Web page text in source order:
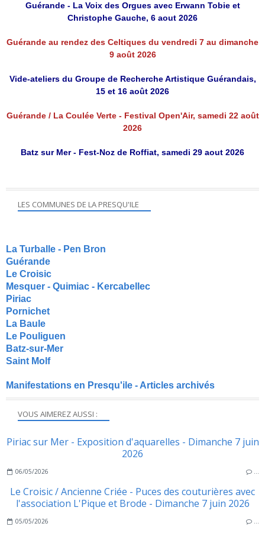
VOUS AIMEREZ AUSSI :
Piriac sur Mer - Exposition d'aquarelles - Dimanche 7 juin
2026
06/05/2026 …
Le Croisic / Ancienne Criée - Puces des couturières avec
l'association L'Pique et Brode - Dimanche 7 juin 2026
05/05/2026 …
Guérande - La Voix des Orgues avec Erwann Tobie et
Christophe Gauche, 6 aout 2026
Guérande au rendez des Celtiques du vendredi 7 au dimanche
9 août 2026
Vide-ateliers du Groupe de Recherche Artistique Guérandais,
15 et 16 août 2026
Guérande / La Coulée Verte - Festival Open'Air, samedi 22 août
2026
Batz sur Mer - Fest-Noz de Roffiat, samedi 29 aout 2026
LES COMMUNES DE LA PRESQU'ILE
La Turballe - Pen Bron
Guérande
Le Croisic
Mesquer - Quimiac - Kercabellec
Piriac
Pornichet
La Baule
Le Pouliguen
Batz-sur-Mer
Saint Molf
Manifestations en Presqu'ile - Articles archivés